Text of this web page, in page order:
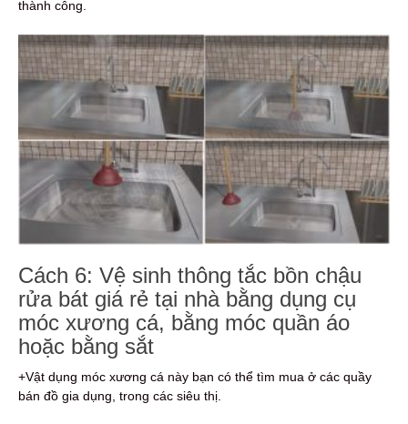
thành công.
Cách 6: Vệ sinh thông tắc bồn chậu
rửa bát giá rẻ tại nhà bằng dụng cụ
móc xương cá, bằng móc quần áo
hoặc bằng sắt
+Vật dụng móc xương cá này bạn có thể tìm mua ở các quầy
bán đồ gia dụng, trong các siêu thị.